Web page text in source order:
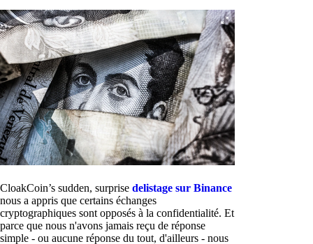
CloakCoin’s sudden, surprise delistage sur Binance
nous a appris que certains échanges
cryptographiques sont opposés à la confidentialité. Et
parce que nous n'avons jamais reçu de réponse
simple - ou aucune réponse du tout, d'ailleurs - nous